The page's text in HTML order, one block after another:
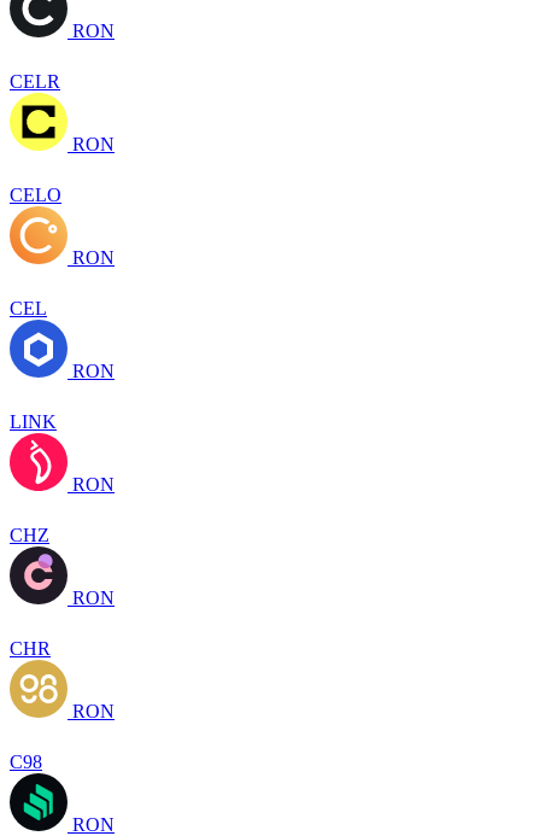
RON
CELR
RON
CELO
RON
CEL
RON
LINK
RON
CHZ
RON
CHR
RON
C98
RON